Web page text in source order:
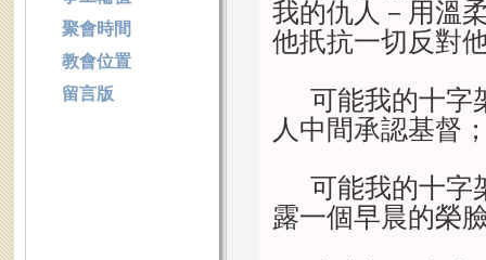
我的仇人－用溫
他扺抗一切反對
可能我的十字
人中間承認基督
可能我的十字
露一個早晨的榮
聚會時間
教會位置
留言版